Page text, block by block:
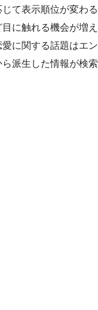
て表示順位が変わる
に触れる機会が増え
に関する話題はエン
派生した情報が検索